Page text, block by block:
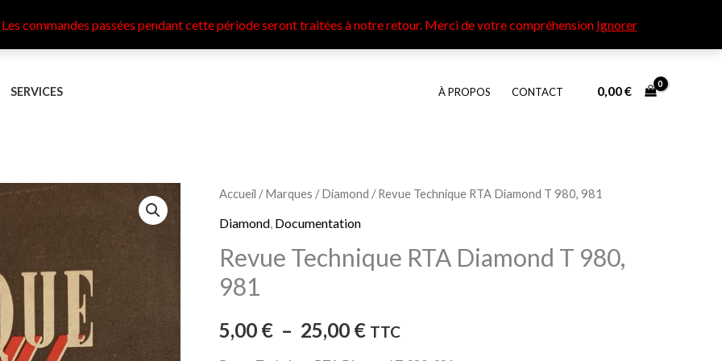
commandes passées pendant cette période seront traitées à notre retour​. Merci de votre compréhension Ignorer
SERVICES À PROPOS CONTACT 0,00€
Accueil /Marques /Diamond / Revue Technique RTA Diamond T 980, 981
Diamond Documentation
Revue Technique RTA Diamond T 980,
981
5,00 € – 25,00 €
Plage
prix :
àTTC
quantité
de
Technique
RTA
T
980,